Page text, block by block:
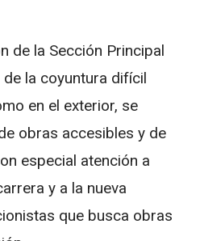
de la Sección Principal
la coyuntura difícil
en el exterior, se
obras accesibles y de
especial atención a
y a la nueva
que busca obras